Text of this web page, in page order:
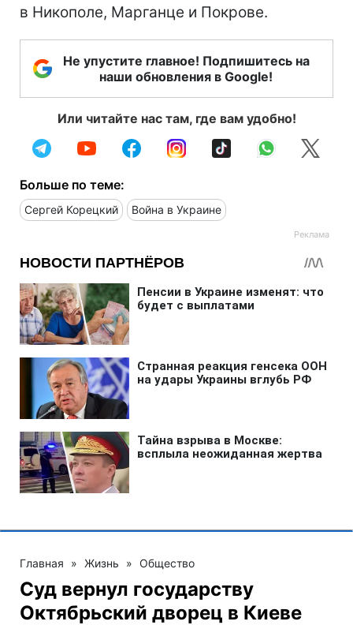
в Никополе, Марганце и Покрове.
Не упустите главное! Подпишитесь на
наши обновления в Google!
Или читайте нас там, где вам удобно!
Больше по теме:
Сергей Корецкий Война в Украине
Главная » Жизнь » Общество
Суд вернул государству
Октябрьский дворец в Киеве